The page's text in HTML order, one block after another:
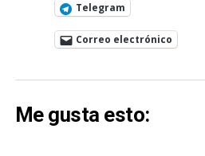
Telegram
Correo electrónico
Me gusta esto: